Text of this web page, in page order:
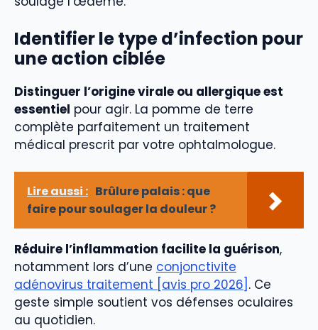
Identifier le type d’infection pour
une action ciblée
Distinguer l’origine virale ou allergique est
essentiel pour agir. La pomme de terre
complète parfaitement un traitement
médical prescrit par votre ophtalmologue.
Lire aussi : Brûlure palais : que
faire pour soulager la douleur ?
Réduire l’inflammation facilite la guérison,
notamment lors d’une conjonctivite
adénovirus traitement [avis pro 2026] . Ce
geste simple soutient vos défenses oculaires
au quotidien.